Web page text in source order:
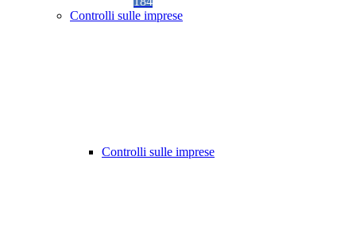
Controlli sulle imprese
Controlli sulle imprese